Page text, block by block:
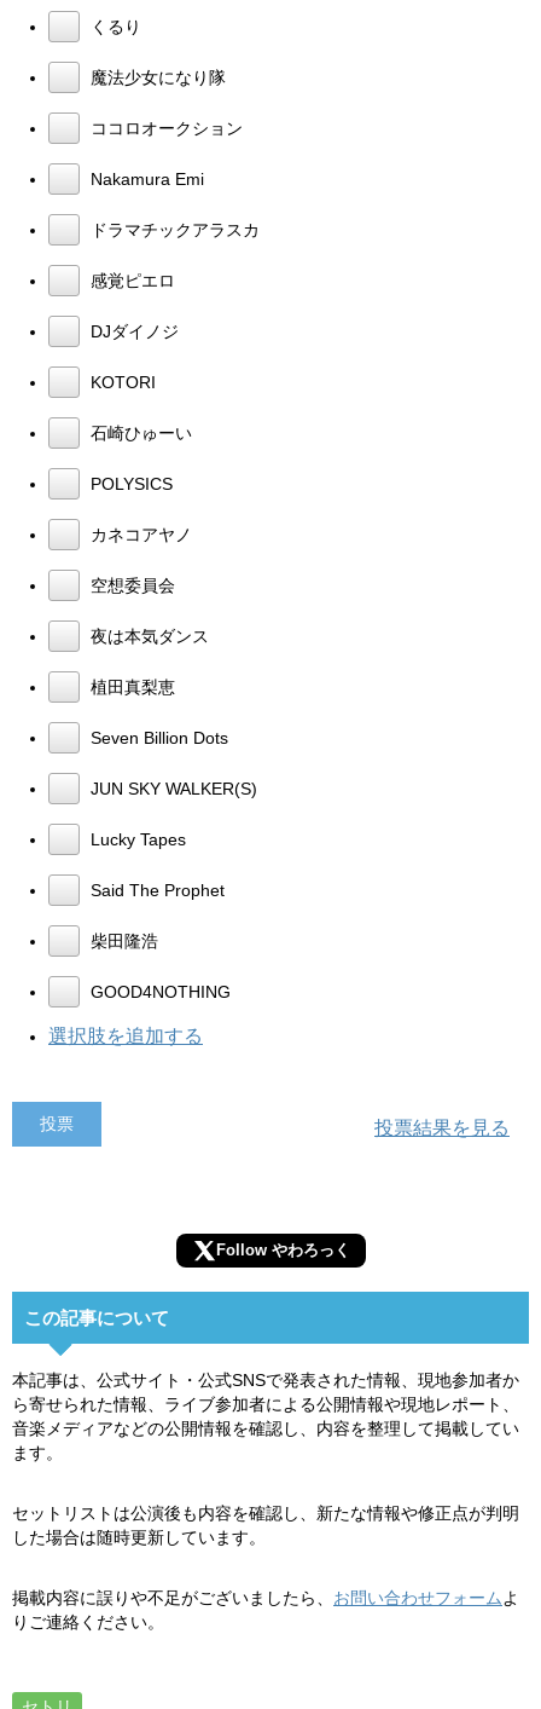
くるり
魔法少女になり隊
ココロオークション
Nakamura Emi
ドラマチックアラスカ
感覚ピエロ
DJダイノジ
KOTORI
石崎ひゅーい
POLYSICS
カネコアヤノ
空想委員会
夜は本気ダンス
植田真梨恵
Seven Billion Dots
JUN SKY WALKER(S)
Lucky Tapes
Said The Prophet
柴田隆浩
GOOD4NOTHING
選択肢を追加する
投票結果を見る
Follow やわろっく
この記事について
本記事は、公式サイト・公式SNSで発表された情報、現地参加者か
ら寄せられた情報、ライブ参加者による公開情報や現地レポート、
音楽メディアなどの公開情報を確認し、内容を整理して掲載してい
ます。
セットリストは公演後も内容を確認し、新たな情報や修正点が判明
した場合は随時更新しています。
掲載内容に誤りや不足がございましたら、 お問い合わせフォーム よ
りご連絡ください。